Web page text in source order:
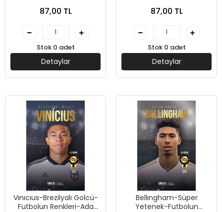
87,00 TL
Stok 0 adet
Detaylar
87,00 TL
Stok 0 adet
Detaylar
Vınıcıus-Brezilyalı Golcü-
Futbolun Renkleri-Ada
Bellıngham-Süper
Yetenek-Futbolun